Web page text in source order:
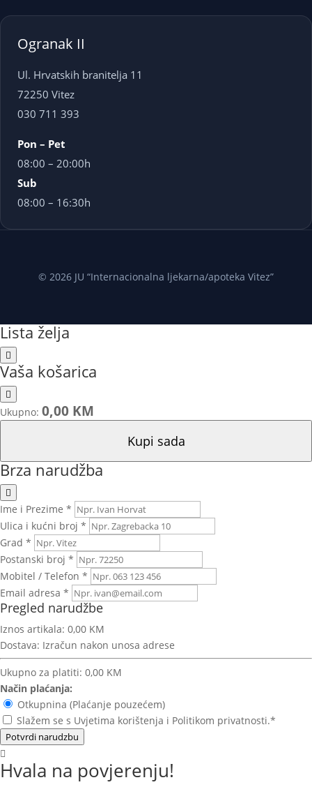
Ogranak II
Ul. Hrvatskih branitelja 11
72250 Vitez
030 711 393
Pon – Pet
08:00 – 20:00h
Sub
08:00 – 16:30h
© 2026 JU “Internacionalna ljekarna/apoteka Vitez”
Lista želja
Vaša košarica
Ukupno: 0,00 KM
Kupi sada
Brza narudžba
Ime i Prezime *
Ulica i kućni broj *
Grad *
Postanski broj *
Mobitel / Telefon *
Email adresa *
Pregled narudžbe
Iznos artikala: 0,00 KM
Dostava: Izračun nakon unosa adrese
Ukupno za platiti: 0,00 KM
Način plaćanja:
Otkupnina (Plaćanje pouzećem)
Slažem se s Uvjetima korištenja i Politikom privatnosti.*
Potvrdi narudzbu
Hvala na povjerenju!